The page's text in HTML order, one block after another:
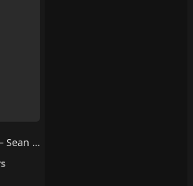
Stand On Business – Sean Paul